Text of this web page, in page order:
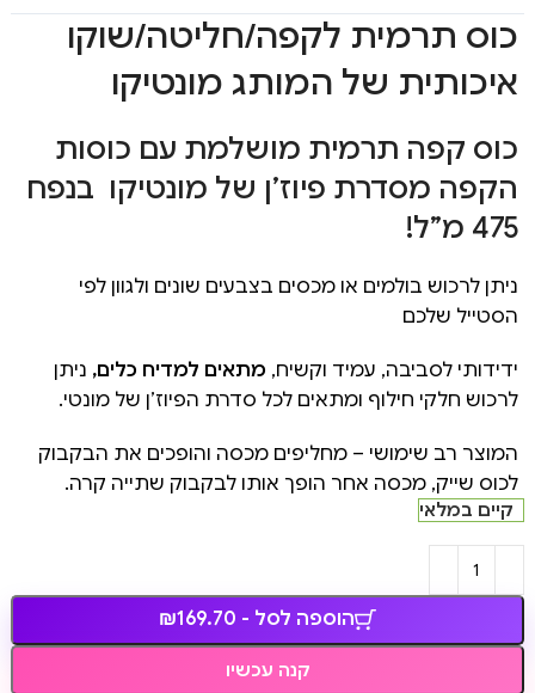
כוס תרמית לקפה/חליטה/שוקו
איכותית של המותג מונטיקו
כוס קפה תרמית מושלמת עם כוסות
הקפה מסדרת פיוז’ן של מונטיקו בנפח
475 מ”ל!
ניתן לרכוש בולמים או מכסים בצבעים שונים ולגוון לפי
הסטייל שלכם
ידידותי לסביבה, עמיד וקשיח, מתאים למדיח כלים, ניתן
לרכוש חלקי חילוף ומתאים לכל סדרת הפיוז’ן של מונטי.
המוצר רב שימושי – מחליפים מכסה והופכים את הבקבוק
לכוס שייק, מכסה אחר הופך אותו לבקבוק שתייה קרה.
קיים במלאי
הוספה לסל - ₪169.70
קנה עכשיו